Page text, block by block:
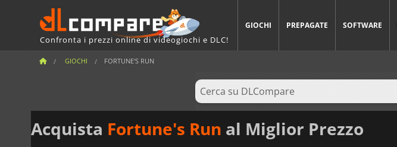
Confronta i prezzi online di videogiochi e DLC!
GIOCHI PREPAGATE SOFTWARE
GIOCHI FORTUNE'S RUN
Acquista Fortune's Run al Miglior Prezzo